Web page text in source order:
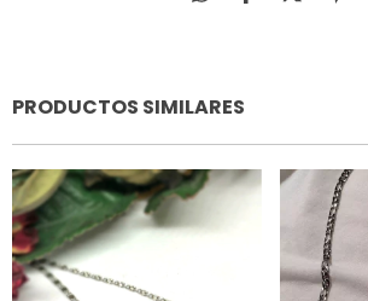
PRODUCTOS SIMILARES